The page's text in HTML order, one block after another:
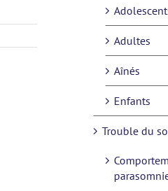
Adultes
Aînés
Enfants
Trouble du